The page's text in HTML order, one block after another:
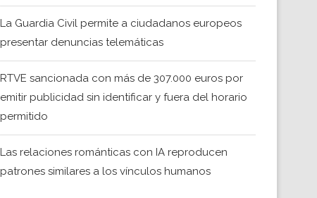
La Guardia Civil permite a ciudadanos europeos
presentar denuncias telemáticas
RTVE sancionada con más de 307.000 euros por
emitir publicidad sin identificar y fuera del horario
permitido
Las relaciones románticas con IA reproducen
patrones similares a los vínculos humanos